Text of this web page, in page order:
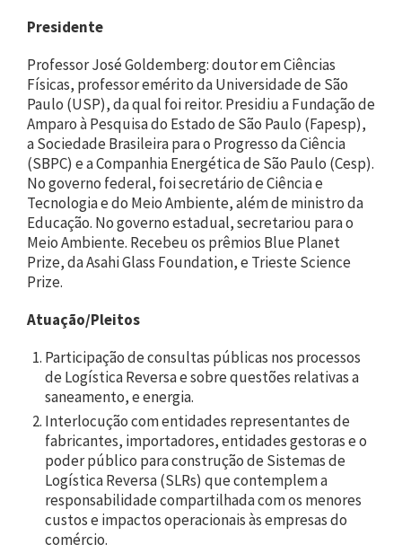
Presidente
Professor José Goldemberg: doutor em Ciências
Físicas, professor emérito da Universidade de São
Paulo (USP), da qual foi reitor. Presidiu a Fundação de
Amparo à Pesquisa do Estado de São Paulo (Fapesp),
a Sociedade Brasileira para o Progresso da Ciência
(SBPC) e a Companhia Energética de São Paulo (Cesp).
No governo federal, foi secretário de Ciência e
Tecnologia e do Meio Ambiente, além de ministro da
Educação. No governo estadual, secretariou para o
Meio Ambiente. Recebeu os prêmios Blue Planet
Prize, da Asahi Glass Foundation, e Trieste Science
Prize.
Atuação/Pleitos
Participação de consultas públicas nos processos
de Logística Reversa e sobre questões relativas a
saneamento, e energia.
Interlocução com entidades representantes de
fabricantes, importadores, entidades gestoras e o
poder público para construção de Sistemas de
Logística Reversa (SLRs) que contemplem a
responsabilidade compartilhada com os menores
custos e impactos operacionais às empresas do
comércio.